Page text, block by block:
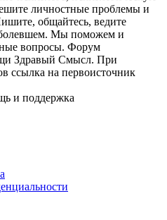
личностные проблемы и
общайтесь, ведите
Мы поможем и
вопросы. Форум
Здравый Смысл. При
ссылка на первоисточник
и поддержка